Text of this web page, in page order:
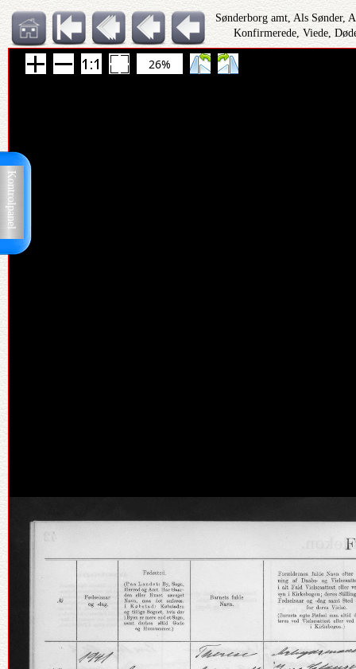
Kontrolpanel
Sønderborg amt, Als Sønder,
Konfirmerede, Viede,
26%